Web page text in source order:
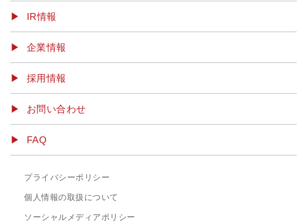
IR情報
企業情報
採用情報
お問い合わせ
FAQ
プライバシーポリシー
個人情報の取扱について
ソーシャルメディアポリシー